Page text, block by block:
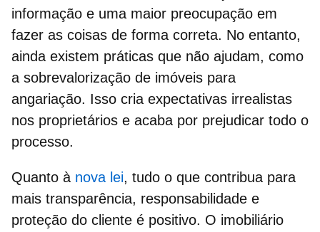
informação e uma maior preocupação em
fazer as coisas de forma correta. No entanto,
ainda existem práticas que não ajudam, como
a sobrevalorização de imóveis para
angariação. Isso cria expectativas irrealistas
nos proprietários e acaba por prejudicar todo o
processo.
Quanto à nova lei, tudo o que contribua para
mais transparência, responsabilidade e
proteção do cliente é positivo. O imobiliário